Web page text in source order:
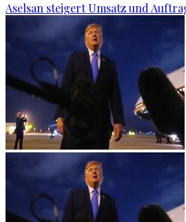
Aselsan steigert Umsatz und